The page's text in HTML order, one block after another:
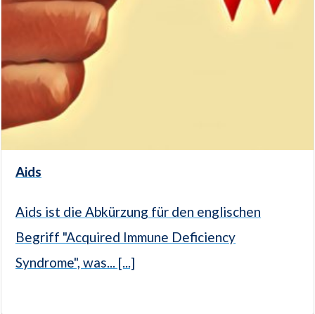
Aids
Aids ist die Abkürzung für den englischen
Begriff "Acquired Immune Deficiency
Syndrome", was... [...]